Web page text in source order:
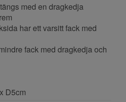
med en dragkedja
har ett varsitt fack med
fack med dragkedja och
D5cm